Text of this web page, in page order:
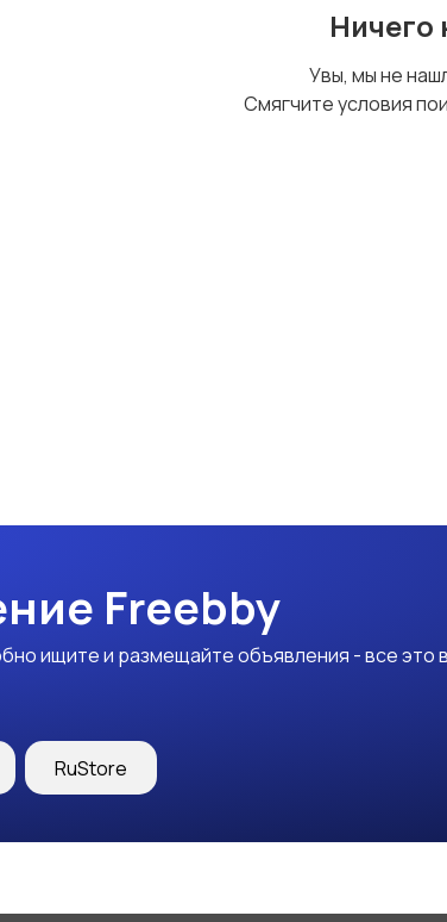
Ничего
Увы, мы не
Смягчите условия
Freebby
ищите и размещайте объявления - все это в
RuStore